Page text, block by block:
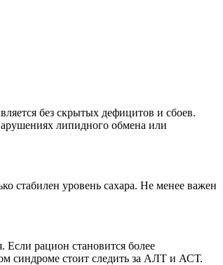
без скрытых дефицитов и сбоев.
липидного обмена или
стабилен уровень сахара. Не менее важен
рацион становится более
синдроме стоит следить за АЛТ и АСТ.